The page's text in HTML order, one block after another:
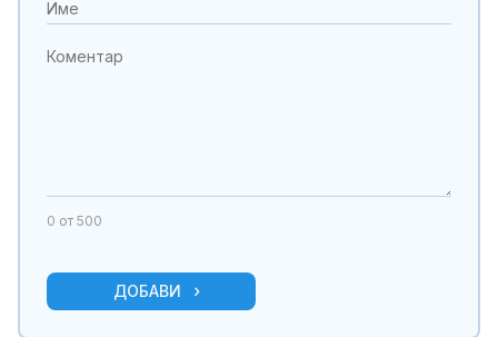
0 от 500
ДОБАВИ